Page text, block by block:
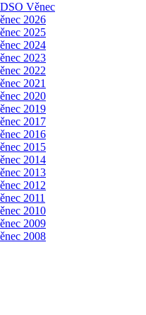
Věnec
2026
2025
2024
2023
2022
2021
2020
2019
2017
2016
2015
2014
2013
2012
2011
2010
2009
2008